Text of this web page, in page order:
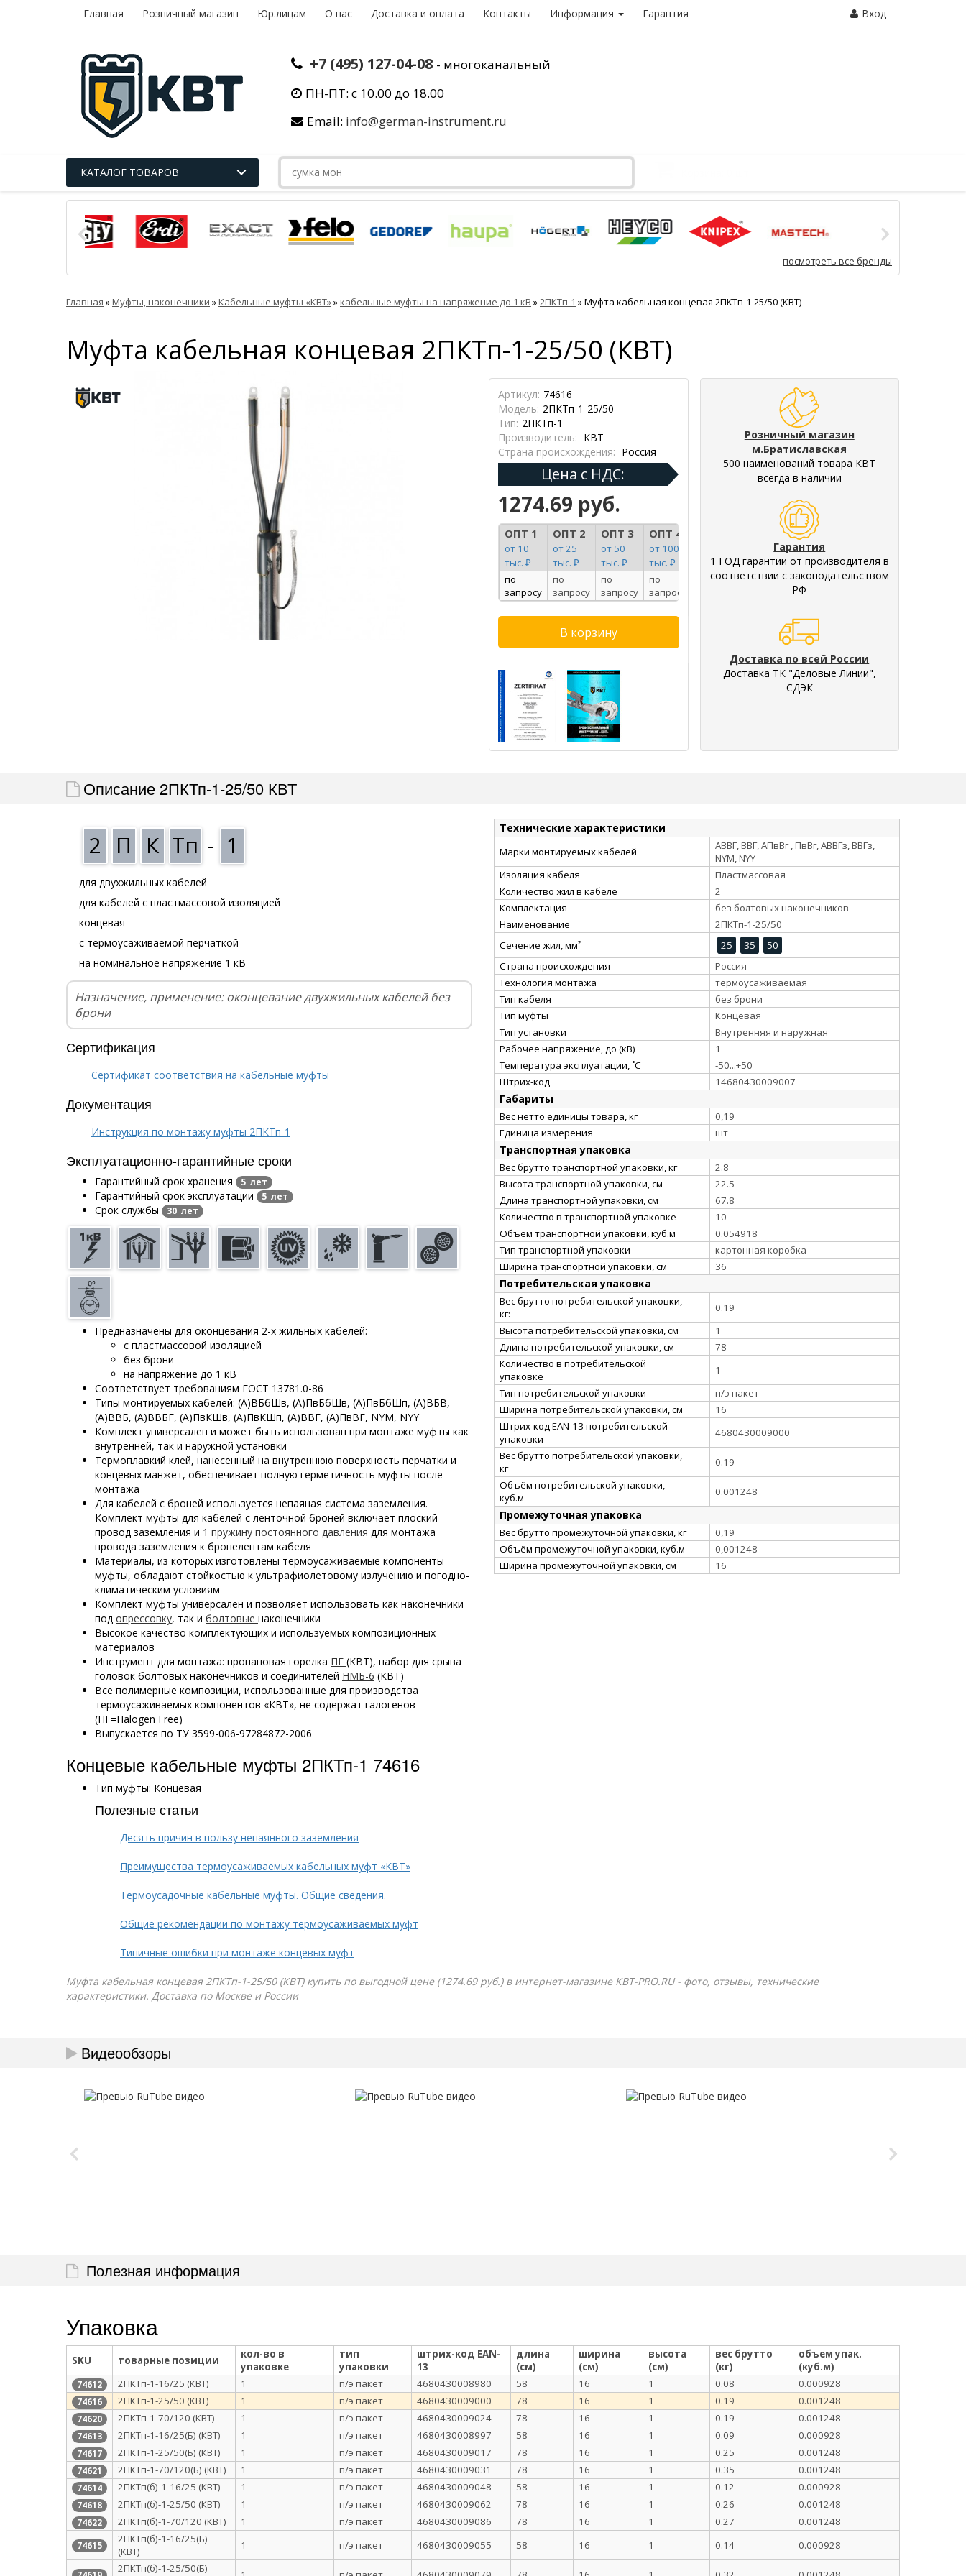
Главная Розничный магазин Юр.лицам О нас Доставка и оплата Контакты Информация Гарантия Вход
+7 (495) 127-04-08 - многоканальный
ПН-ПТ: с 10.00 до 18.00
Email: info@german-instrument.ru
КАТАЛОГ ТОВАРОВ
посмотреть все бренды
Главная »Муфты, наконечники »Кабельные муфты «КВТ»»кабельные муфты на напряжение до 1 кВ »2ПКТп-1 »Муфта кабельная концевая 2ПКТп-1-25/50 (КВТ)
Муфта кабельная концевая 2ПКТп-1-25/50 (КВТ)
Артикул: 74616
Модель: 2ПКТп-1-25/50
Тип: 2ПКТп-1
Производитель: КВТ
Страна происхождения: Россия
Цена с НДС:
1274.69 руб.
ОПТ 1
от 10
тыс. ₽
ОПТ 2
от 25
тыс. ₽
ОПТ 3
от 50
тыс. ₽
ОПТ 4
от 100
тыс. ₽
по
запросу
по
запросу
по
запросу
по
запросу
Розничный магазин
м.Братиславская
500 наименований товара КВТ
всегда в наличии
Гарантия
1 ГОД гарантии от производителя в
соответствии с законодательством
РФ
Доставка по всей России
Доставка ТК "Деловые Линии",
СДЭК
Описание 2ПКТп-1-25/50 КВТ
2 П К Тп - 1
для двухжильных кабелей
для кабелей с пластмассовой изоляцией
концевая
с термоусаживаемой перчаткой
на номинальное напряжение 1 кВ
Назначение, применение: оконцевание двухжильных кабелей без
брони
Сертификация
Сертификат соответствия на кабельные муфты
Документация
Инструкция по монтажу муфты 2ПКТп-1
Эксплуатационно-гарантийные сроки
Гарантийный срок хранения 5 лет
Гарантийный срок эксплуатации 5 лет
Срок службы 30 лет
Предназначены для оконцевания 2-х жильных кабелей:
с пластмассовой изоляцией
без брони
на напряжение до 1 кВ
Соответствует требованиям ГОСТ 13781.0-86
Типы монтируемых кабелей: (А)ВБбШв, (А)ПвБбШв, (А)ПвБбШп, (А)ВБВ,
(А)ВВБ, (А)ВВБГ, (А)ПвКШв, (А)ПвКШп, (А)ВВГ, (А)ПвВГ, NYM, NYY
Комплект универсален и может быть использован при монтаже муфты как
внутренней, так и наружной установки
Термоплавкий клей, нанесенный на внутреннюю поверхность перчатки и
концевых манжет, обеспечивает полную герметичность муфты после
монтажа
Для кабелей с броней используется непаяная система заземления.
Комплект муфты для кабелей с ленточной броней включает плоский
провод заземления и 1 пружину постоянного давления для монтажа
провода заземления к бронелентам кабеля
Материалы, из которых изготовлены термоусаживаемые компоненты
муфты, обладают стойкостью к ультрафиолетовому излучению и погодно-
климатическим условиям
Комплект муфты универсален и позволяет использовать как наконечники
под опрессовку, так и болтовые наконечники
Высокое качество комплектующих и используемых композиционных
материалов
Инструмент для монтажа: пропановая горелка ПГ (КВТ), набор для срыва
головок болтовых наконечников и соединителей НМБ-6 (КВТ)
Все полимерные композиции, использованные для производства
термоусаживаемых компонентов «КВТ», не содержат галогенов
(HF=Halogen Free)
Выпускается по ТУ 3599-006-97284872-2006
Концевые кабельные муфты 2ПКТп-1 74616
Тип муфты: Концевая
Полезные статьи
Десять причин в пользу непаянного заземления
Преимущества термоусаживаемых кабельных муфт «КВТ»
Термоусадочные кабельные муфты. Общие сведения.
Общие рекомендации по монтажу термоусаживаемых муфт
Типичные ошибки при монтаже концевых муфт
Технические характеристики
Марки монтируемых кабелей
АВВГ, ВВГ, АПвВг , ПвВг, АВВГз, ВВГз,
NYM, NYY
Изоляция кабеля
Пластмассовая
Количество жил в кабеле
2
Комплектация
без болтовых наконечников
Наименование
2ПКТп-1-25/50
Сечение жил, мм²
25 35
50
Страна происхождения
Россия
Технология монтажа
термоусаживаемая
Тип кабеля
без брони
Тип муфты
Концевая
Тип установки
Внутренняя и наружная
Рабочее напряжение, до (кВ)
1
Температура эксплуатации, ˚С
-50...+50
Штрих-код
14680430009007
Габариты
Вес нетто единицы товара, кг
0,19
Единица измерения
шт
Транспортная упаковка
Вес брутто транспортной упаковки, кг
2.8
Высота транспортной упаковки, см
22.5
Длина транспортной упаковки, см
67.8
Количество в транспортной упаковке
10
Объём транспортной упаковки, куб.м
0.054918
Тип транспортной упаковки
картонная коробка
Ширина транспортной упаковки, см
36
Потребительская упаковка
Вес брутто потребительской упаковки,
кг:
0.19
Высота потребительской упаковки, см
1
Длина потребительской упаковки, см
78
Количество в потребительской
упаковке
1
Тип потребительской упаковки
п/э пакет
Ширина потребительской упаковки, см
16
Штрих-код EAN-13 потребительской
упаковки
4680430009000
Вес брутто потребительской упаковки,
кг
0.19
Объём потребительской упаковки,
куб.м
0.001248
Промежуточная упаковка
Вес брутто промежуточной упаковки, кг
0,19
Объём промежуточной упаковки, куб.м
0,001248
Ширина промежуточной упаковки, см
16
Муфта кабельная концевая 2ПКТп-1-25/50 (КВТ) купить по выгодной цене (1274.69 руб.) в интернет-магазине КВТ-PRO.RU - фото, отзывы, технические
характеристики. Доставка по Москве и России
Видеообзоры
Полезная информация
Упаковка
SKU товарные позиции
кол-во в
упаковке
тип
упаковки
штрих-код EAN-
13
длина
(см)
ширина
(см)
высота
(см)
вес брутто
(кг)
объем упак.
(куб.м)
74612 2ПКТп-1-16/25 (КВТ) 1 п/э пакет 4680430008980 58 16 1 0.08 0.000928
74616 2ПКТп-1-25/50 (КВТ) 1 п/э пакет 4680430009000 78 16 1 0.19 0.001248
74620 2ПКТп-1-70/120 (КВТ) 1 п/э пакет 4680430009024 78 16 1 0.19 0.001248
74613 2ПКТп-1-16/25(Б) (КВТ) 1 п/э пакет 4680430008997 58 16 1 0.09 0.000928
74617 2ПКТп-1-25/50(Б) (КВТ) 1 п/э пакет 4680430009017 78 16 1 0.25 0.001248
74621 2ПКТп-1-70/120(Б) (КВТ) 1 п/э пакет 4680430009031 78 16 1 0.35 0.001248
74614 2ПКТп(б)-1-16/25 (КВТ) 1 п/э пакет 4680430009048 58 16 1 0.12 0.000928
74618 2ПКТп(б)-1-25/50 (КВТ) 1 п/э пакет 4680430009062 78 16 1 0.26 0.001248
74622 2ПКТп(б)-1-70/120 (КВТ) 1 п/э пакет 4680430009086 78 16 1 0.27 0.001248
74615
2ПКТп(б)-1-16/25(Б)
(КВТ)
1 п/э пакет 4680430009055 58 16 1 0.14 0.000928
2ПКТп(б)-1-25/50(Б)